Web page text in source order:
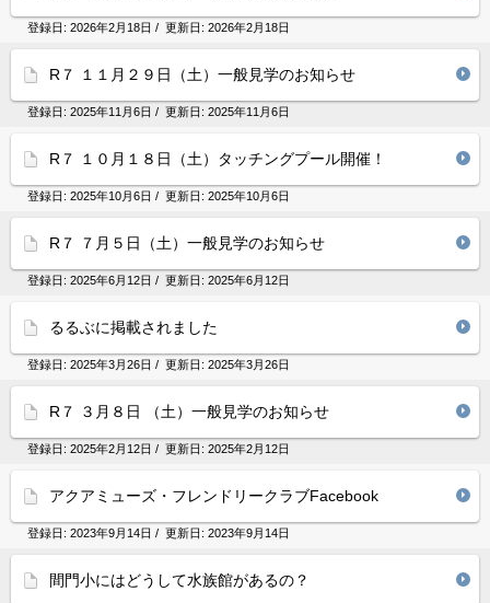
登録日: 2026年2月18日 / 更新日: 2026年2月18日
R７ １１月２９日（土）一般見学のお知らせ
登録日: 2025年11月6日 / 更新日: 2025年11月6日
R７ １０月１８日（土）タッチングプール開催！
登録日: 2025年10月6日 / 更新日: 2025年10月6日
R７ ７月５日（土）一般見学のお知らせ
登録日: 2025年6月12日 / 更新日: 2025年6月12日
るるぶに掲載されました
登録日: 2025年3月26日 / 更新日: 2025年3月26日
R７ ３月８日 （土）一般見学のお知らせ
登録日: 2025年2月12日 / 更新日: 2025年2月12日
アクアミューズ・フレンドリークラブFacebook
登録日: 2023年9月14日 / 更新日: 2023年9月14日
間門小にはどうして水族館があるの？